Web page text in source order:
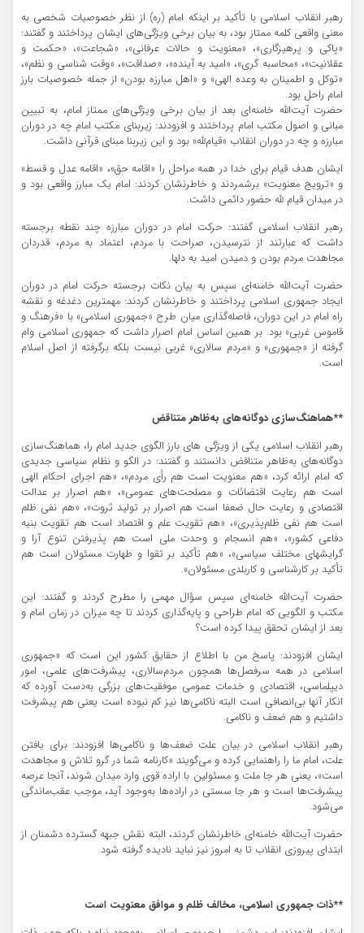
رهبر انقلاب اسلامی با تأکید بر اینکه امام (ره) از نظر خصوصیات شخصی به
معنی واقعی کلمه ممتاز بود، به بیان برخی ویژگی‌های ایشان پرداختند و گفتند:
«پاکی و پرهیزگاری»، «معنویت و حالات عرفانی»، «شجاعت»، «حکمت و
عقلانیت»، «محاسبه گری»، «امید به آینده»، «صداقت»، «وقت شناسی و نظم»،
«توکل و اطمینان به وعده الهی» و «اهل مبارزه بودن» از جمله خصوصیات بارز
امام راحل بود.
حضرت آیت‌الله خامنه‌ای بعد از بیان برخی ویژگی‌های ممتاز امام، به تبیین
مبانی و اصول مکتب امام پرداختند و افزودند: زیربنای مکتب امام چه در دوران
مبارزه و چه در دوران انقلاب «قیام‌لله» بود و این زیربنا مبنای قرآنی داشت.
ایشان هدف قیام برای خدا در همه مراحل را «اقامه حق»، «اقامه عدل و قسط»
و «ترویج معنویت» برشمردند و خاطرنشان کردند: امام یک مبارز واقعی بود و
در میدان قیام لله حضور دائمی داشت.
رهبر انقلاب اسلامی گفتند: حرکت امام در دوران مبارزه چند نقطه برجسته
داشت که عبارتند از نترسیدن، صراحت با مردم، اعتماد به مردم، قدردان
مجاهدت مردم بودن و دمیدن امید به دلها.
حضرت آیت‌الله خامنه‌ای سپس به بیان نکات برجسته حرکت امام در دوران
ایجاد جمهوری اسلامی پرداختند و خاطرنشان کردند: مهمترین دغدغه و نقشه
راه امام در این دوران، فاصله‌گذاری میان طرح «جمهوری اسلامی» با «فرهنگ و
قاموس غربی» بود. بر همین اساس امام اصرار داشت که جمهوری اسلامی وام
گرفته از «جمهوری» و «مردم سالاری» غربی نیست بلکه برگرفته از اصل اسلام
است.
**هماهنگ‌سازی دوگانه‌های به‌ظاهر متناقض
رهبر انقلاب اسلامی یکی از ویژگی های بارز الگوی جدید امام را، هماهنگ‌سازی
دوگانه‌های به‌ظاهر متناقض دانستند و گفتند: در الگو و نظام سیاسی جدیدی
که امام ارائه کرد، «هم معنویت است هم رأی مردم»، «هم اجرای احکام الهی
است هم رعایت اقتضائات و مصلحت‌های عمومی»، «هم اصرار بر عدالت
اقتصادی و رعایت حال ضعفا است هم اصرار بر تولید ثروت»، «هم نفی ظلم
است هم نفی ظلم‌پذیری»، «هم تقویت علم و اقتصاد است هم تقویت بنیه
دفاعی کشور»، «هم انسجام و وحدت ملی است هم پذیرفتن تنوع آرا و
گرایشهای مختلف سیاسی»، «هم تأکید بر تقوا و طهارت مسئولان است هم
تأکید بر کارشناسی و کاربلدی مسئولان».
حضرت آیت‌الله خامنه‌ای سپس سؤال مهمی را مطرح کردند و گفتند: این
مکتب و الگویی که امام طراحی و پایه‌گذاری کردند تا چه میزان در زمان امام و
بعد از ایشان تحقق پیدا کرده است؟
ایشان افزودند: پاسخ من با اطلاع از حقایق کشور این است که «جمهوری
اسلامی در همه سرفصل‌ها همچون مردم‌سالاری، پیشرفت‌های علمی، امور
دیپلماسی، اقتصادی و خدمات عمومی موفقیت‌های بزرگی به‌دست آورده که
انکار آنها بی‌انصافی است البته ناکامی‌ها نیز کم نبوده است یعنی هم پیشرفت
داشتیم و هم ضعف و ناکامی.
رهبر انقلاب اسلامی در بیان علت ضعف‌ها و ناکامی‌ها افزودند: برای یافتن
علت، امام ما را راهنمایی کرده و می‌گویند «کارنامه شما در گرو تلاش و مجاهدت
است»، یعنی هر جا ملت و مسئولین با اراده قوی وارد میدان شوند، آنجا عرصه
پیشرفت‌ها است و هر جا سستی در اراده‌ها به‌وجود آید، موجب عقب‌ماندگی
می‌شود.
حضرت آیت‌الله خامنه‌ای خاطرنشان کردند، البته نقش جبهه گسترده دشمنان از
ابتدای پیروزی انقلاب تا به امروز نیز نباید نادیده گرفته شود.
**ذات جمهوری اسلامی، مخالف ظلم و موافق معنویت است